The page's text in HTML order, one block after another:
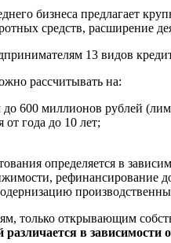
бизнеса предлагает
средств, расширение
13 видов
рассчитывать на:
600 миллионов рублей
от года до 10 лет;
определяется в
рефинансирование
только открывающим
в